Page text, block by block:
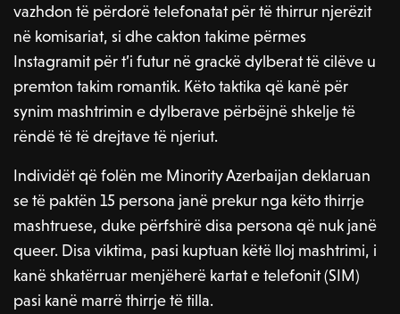
vazhdon të përdorë telefonatat për të thirrur njerëzit
në komisariat, si dhe cakton takime përmes
Instagramit për t’i futur në grackë dylberat të cilëve u
premton takim romantik. Këto taktika që kanë për
synim mashtrimin e dylberave përbëjnë shkelje të
rëndë të të drejtave të njeriut.
Individët që folën me Minority Azerbaijan deklaruan
se të paktën 15 persona janë prekur nga këto thirrje
mashtruese, duke përfshirë disa persona që nuk janë
queer. Disa viktima, pasi kuptuan këtë lloj mashtrimi, i
kanë shkatërruar menjëherë kartat e telefonit (SIM)
pasi kanë marrë thirrje të tilla.